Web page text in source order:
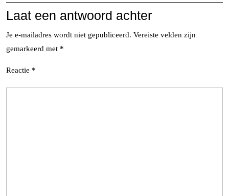
Laat een antwoord achter
Je e-mailadres wordt niet gepubliceerd. Vereiste velden zijn
gemarkeerd met *
Reactie *